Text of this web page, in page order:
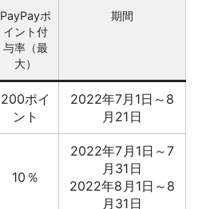
PayPayポ
イント付
与率（最
大）
期間
200ポイ
ント
2022年7月1日～8
月21日
10％
2022年7月1日～7
月31日
2022年8月1日～8
月31日